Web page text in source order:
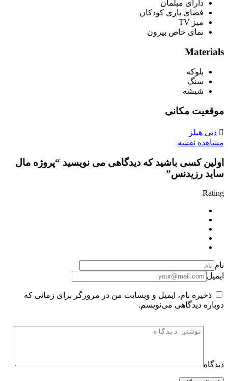
دارای مبلمان
فضای بازی کودکان
میز TV
نمای خاص بیرون
Materials
بلوکه
سنگ
شیشه
موقعیت مکانی
دبی هیلز
مشاهده نقشه
اولین کسی باشید که دیدگاهی می نویسید “پروژه مال
ساید رزیدنس”
Rating
نام
ایمیل
ذخیره نام، ایمیل و وبسایت من در مرورگر برای زمانی که
دوباره دیدگاهی می‌نویسم.
دیدگاه